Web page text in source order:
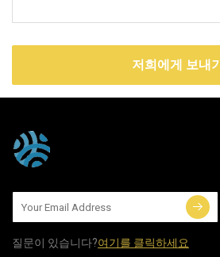
저희에게 보내기
질문이 있습니다?여기를 클릭하세요